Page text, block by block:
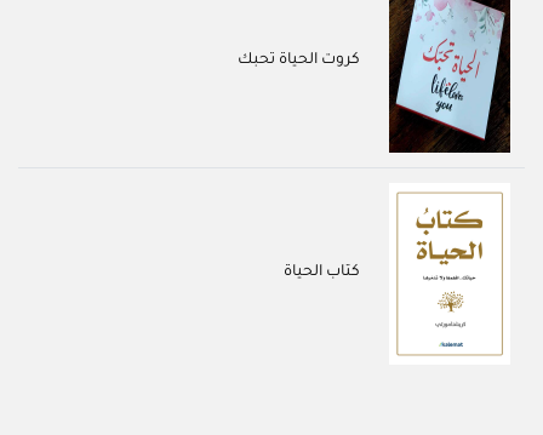
كروت الحياة تحبك
كتاب الحياة